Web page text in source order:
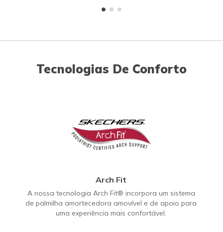
Tecnologias De Conforto
Arch Fit
A nossa tecnologia Arch Fit® incorpora um sistema
de palmilha amortecedora amovível e de apoio para
uma experiência mais confortável.